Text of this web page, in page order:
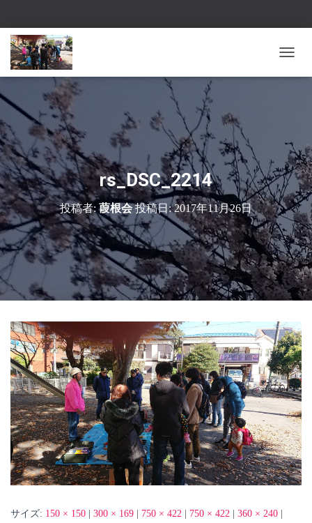
ビ
ン
を
切
り
替
え
rs_DSC_2214
投稿者:葭根会投稿日:2017年11月26日
サイズ: 150 × 150 300 × 169 750 × 422 750 × 422 360 × 240